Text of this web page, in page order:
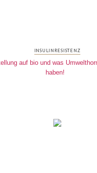
INSULINRESISTENZ
auf bio und was
haben!